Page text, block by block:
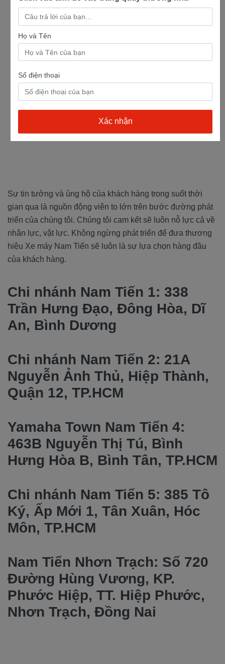
đặt mua xe Yamaha PG-01
Sự tin tưởng và ủng hộ của khách hàng trong suốt thời
gian qua là nguồn động viên to lớn trên bước đường phát
triển của chúng tôi. Chúng tôi cam kết sẽ luôn nỗ lực cả về
nhân lực, vật lực. Không ngừng phát triển để đưa thương
hiệu Xe máy Nam Tiến sẽ luôn là sự lựa chọn hàng đầu
của khách hàng.
Chi nhánh Nam Tiến 1: 338
Trần Hưng Đạo, Đông Hòa, Dĩ
An, Bình Dương
Chi nhánh Nam Tiến 2: 21A
Nguyễn Ảnh Thủ, Hiệp Thành,
Quận 12, TP.HCM
Yamaha Town Nam Tiến 4:
463B Nguyễn Thị Tú, Bình
Hưng Hòa B, Bình Tân, TP.HCM
Chi nhánh Nam Tiến 5: 385 Tô
Ký, Ấp Mới 1, Tân Xuân, Hóc
Môn, TP.HCM
Nam Tiến Nhơn Trạch: Số 720
Đường Hùng Vương, KP.
Phước Hiệp, TT. Hiệp Phước,
Nhơn Trạch, Đồng Nai
Họ và Tên
Số điện thoại